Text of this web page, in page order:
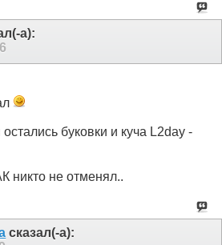
а):
буковки и куча L2day -
никто не отменял..
сказал(-а):